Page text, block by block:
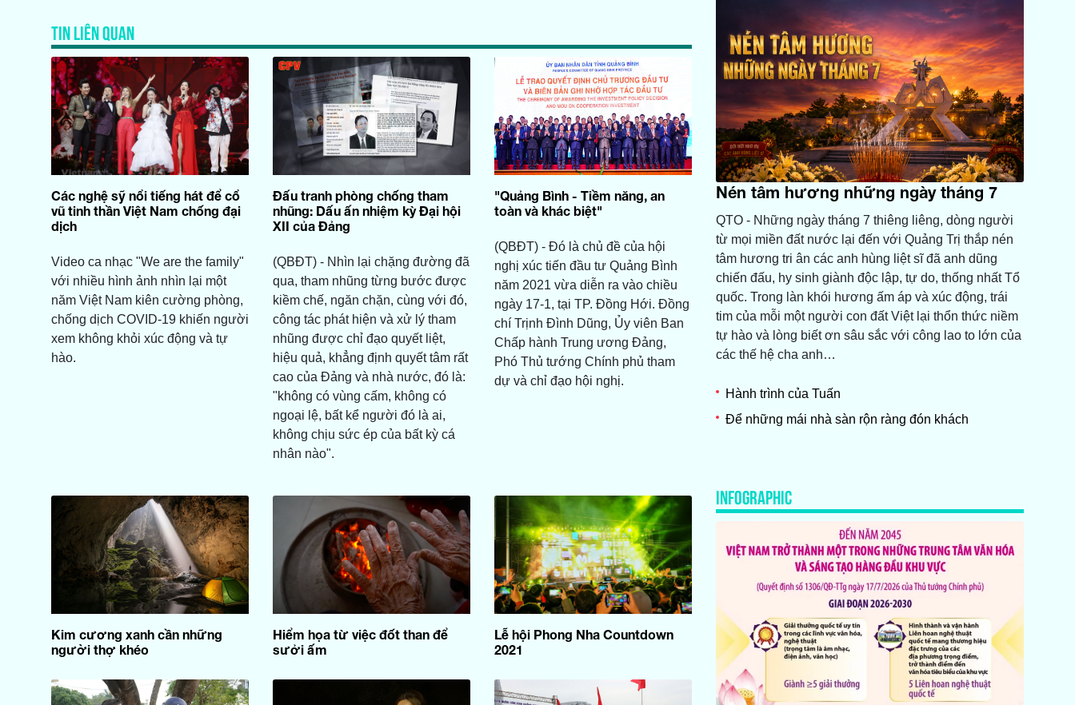
TIN LIÊN QUAN
Các nghệ sỹ nổi tiếng hát để cổ
vũ tinh thần Việt Nam chống đại
dịch
Video ca nhạc "We are the family"
với nhiều hình ảnh nhìn lại một
năm Việt Nam kiên cường phòng,
chống dịch COVID-19 khiến người
xem không khỏi xúc động và tự
hào.
Đấu tranh phòng chống tham
nhũng: Dấu ấn nhiệm kỳ Đại hội
XII của Đảng
(QBĐT) - Nhìn lại chặng đường đã
qua, tham nhũng từng bước được
kiềm chế, ngăn chặn, cùng với đó,
công tác phát hiện và xử lý tham
nhũng được chỉ đạo quyết liệt,
hiệu quả, khẳng định quyết tâm rất
cao của Đảng và nhà nước, đó là:
"không có vùng cấm, không có
ngoại lệ, bất kể người đó là ai,
không chịu sức ép của bất kỳ cá
nhân nào".
"Quảng Bình - Tiềm năng, an
toàn và khác biệt"
(QBĐT) - Đó là chủ đề của hội
nghị xúc tiến đầu tư Quảng Bình
năm 2021 vừa diễn ra vào chiều
ngày 17-1, tại TP. Đồng Hới. Đồng
chí Trịnh Đình Dũng, Ủy viên Ban
Chấp hành Trung ương Đảng,
Phó Thủ tướng Chính phủ tham
dự và chỉ đạo hội nghị.
Kim cương xanh cần những
người thợ khéo
Hiểm họa từ việc đốt than để
sưởi ấm
Lễ hội Phong Nha Countdown
2021
Nén tâm hương những ngày tháng 7
QTO - Những ngày tháng 7 thiêng liêng, dòng người
từ mọi miền đất nước lại đến với Quảng Trị thắp nén
tâm hương tri ân các anh hùng liệt sĩ đã anh dũng
chiến đấu, hy sinh giành độc lập, tự do, thống nhất Tổ
quốc. Trong làn khói hương ấm áp và xúc động, trái
tim của mỗi một người con đất Việt lại thổn thức niềm
tự hào và lòng biết ơn sâu sắc với công lao to lớn của
các thế hệ cha anh…
Hành trình của Tuấn
Để những mái nhà sàn rộn ràng đón khách
INFOGRAPHIC